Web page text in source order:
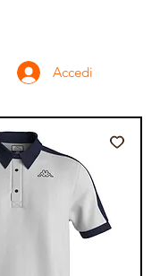
Accedi